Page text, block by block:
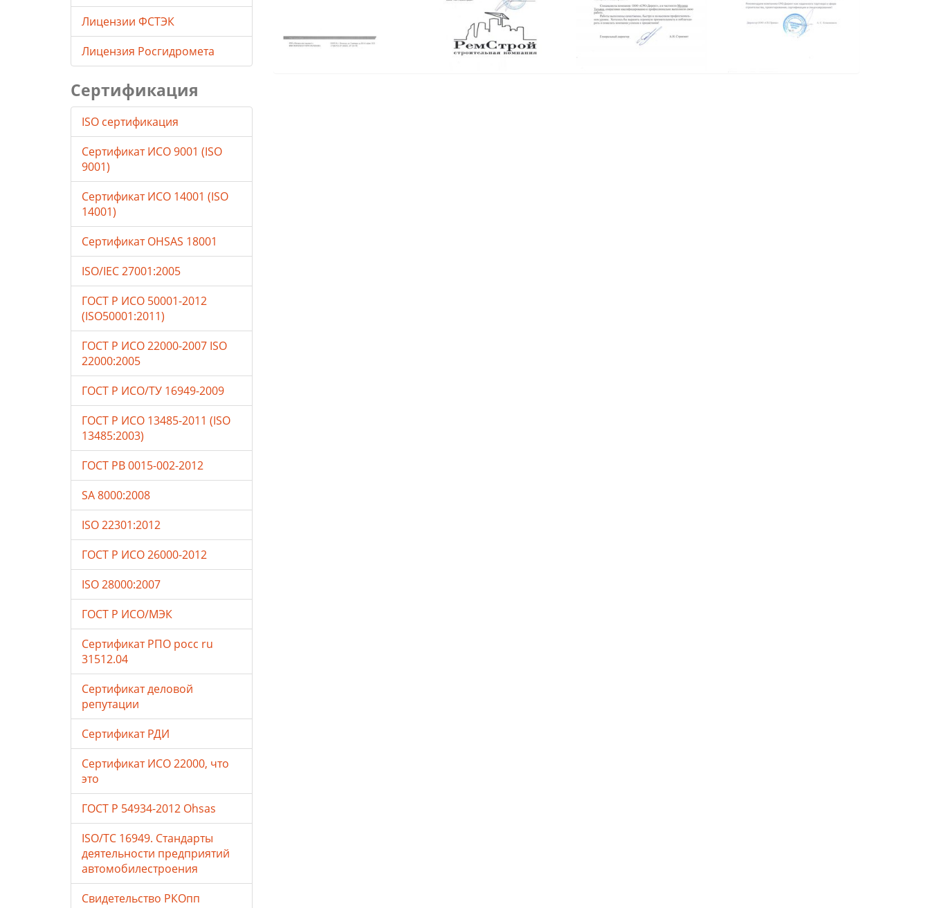
Лицензии ФСТЭК
Лицензия Росгидромета
Сертификация
ISO сертификация
Сертификат ИСО 9001 (ISO
9001)
Сертификат ИСО 14001 (ISO
14001)
Сертификат OHSAS 18001
ISO/IEC 27001:2005
ГОСТ Р ИСО 50001-2012
(ISO50001:2011)
ГОСТ Р ИСО 22000-2007 ISO
22000:2005
ГОСТ Р ИСО/ТУ 16949-2009
ГОСТ Р ИСО 13485-2011 (ISO
13485:2003)
ГОСТ РВ 0015-002-2012
SA 8000:2008
ISO 22301:2012
ГОСТ Р ИСО 26000-2012
ISO 28000:2007
ГОСТ Р ИСО/МЭК
Сертификат РПО росс ru
31512.04
Сертификат деловой
репутации
Сертификат РДИ
Сертификат ИСО 22000, что
это
ГОСТ Р 54934-2012 Ohsas
ISO/TC 16949. Стандарты
деятельности предприятий
автомобилестроения
Свидетельство РКОпп